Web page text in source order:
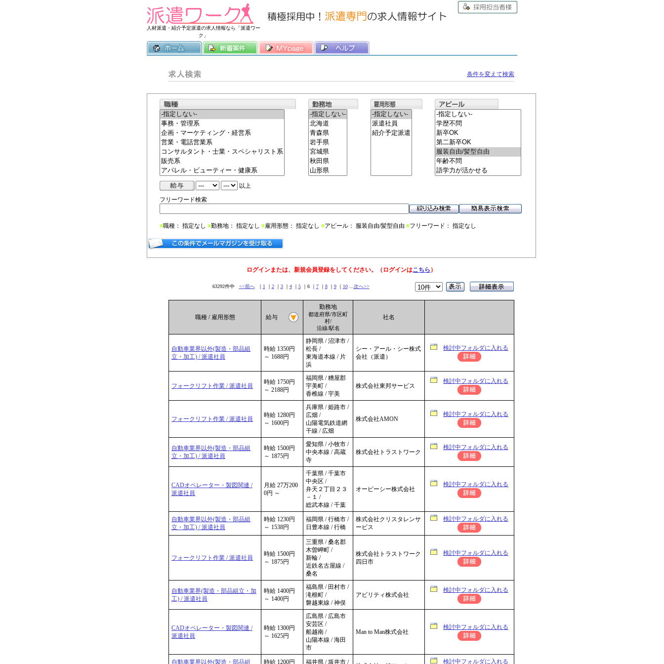
人材派遣・紹介予定派遣の求人情報なら「派遣ワー
ク」
常時3500件以上の求人情報を掲載中
条件を変えて検索
以上
フリーワード検索
■職種： 指定なし ■勤務地： 指定なし ■雇用形態： 指定なし ■アピール： 服装自由/髪型自由 ■フリーワード： 指定なし
ログインまたは、新規会員登録をしてください。（ログインはこちら ）
63292件中 <<前へ｜ 1 ｜ 2｜ 3｜ 4｜ 5｜6 ｜ 7｜ 8｜ 9｜ 10... 次へ>>
職種 / 雇用形態 給与
勤務地
都道府県/市区町
村/
沿線/駅名
社名
自動車業界以外(製造・部品組
立・加工) / 派遣社員
時給 1350円
～ 1688円
静岡県 / 沼津市 /
松長 /
東海道本線 / 片
浜
シー・アール・シー株式
会社（派遣）
検討中フォルダに入れる
フォークリフト作業 / 派遣社員
時給 1750円
～ 2188円
福岡県 / 糟屋郡
宇美町 /
香椎線 / 宇美
株式会社東邦サービス
検討中フォルダに入れる
フォークリフト作業 / 派遣社員
時給 1280円
～ 1600円
兵庫県 / 姫路市 /
広畑 /
山陽電気鉄道網
干線 / 広畑
株式会社AMON
検討中フォルダに入れる
自動車業界以外(製造・部品組
立・加工) / 派遣社員
時給 1500円
～ 1875円
愛知県 / 小牧市 /
中央本線 / 高蔵
寺
株式会社トラストワーク
検討中フォルダに入れる
CADオペレーター・製図関連 /
派遣社員
月給 27万200
0円 ～
千葉県 / 千葉市
中央区 /
弁天２丁目２３
－１ /
総武本線 / 千葉
オーピーシー株式会社
検討中フォルダに入れる
自動車業界以外(製造・部品組
立・加工) / 派遣社員
時給 1230円
～ 1538円
福岡県 / 行橋市 /
日豊本線 / 行橋
株式会社クリスタレンサ
ービス
検討中フォルダに入れる
フォークリフト作業 / 派遣社員
時給 1500円
～ 1875円
三重県 / 桑名郡
木曽岬町 /
新輪 /
近鉄名古屋線 /
桑名
株式会社トラストワーク
四日市
検討中フォルダに入れる
自動車業界(製造・部品組立・加
工) / 派遣社員
時給 1400円
～ 1400円
福島県 / 田村市 /
滝根町 /
磐越東線 / 神俣
アビリティ株式会社
検討中フォルダに入れる
CADオペレーター・製図関連 /
派遣社員
時給 1300円
～ 1625円
広島県 / 広島市
安芸区 /
船越南 /
山陽本線 / 海田
市
Man to Man株式会社
検討中フォルダに入れる
自動車業界以外(製造・部品組 時給 1200円 福井県 / 坂井市 / 検討中フォルダに入れる